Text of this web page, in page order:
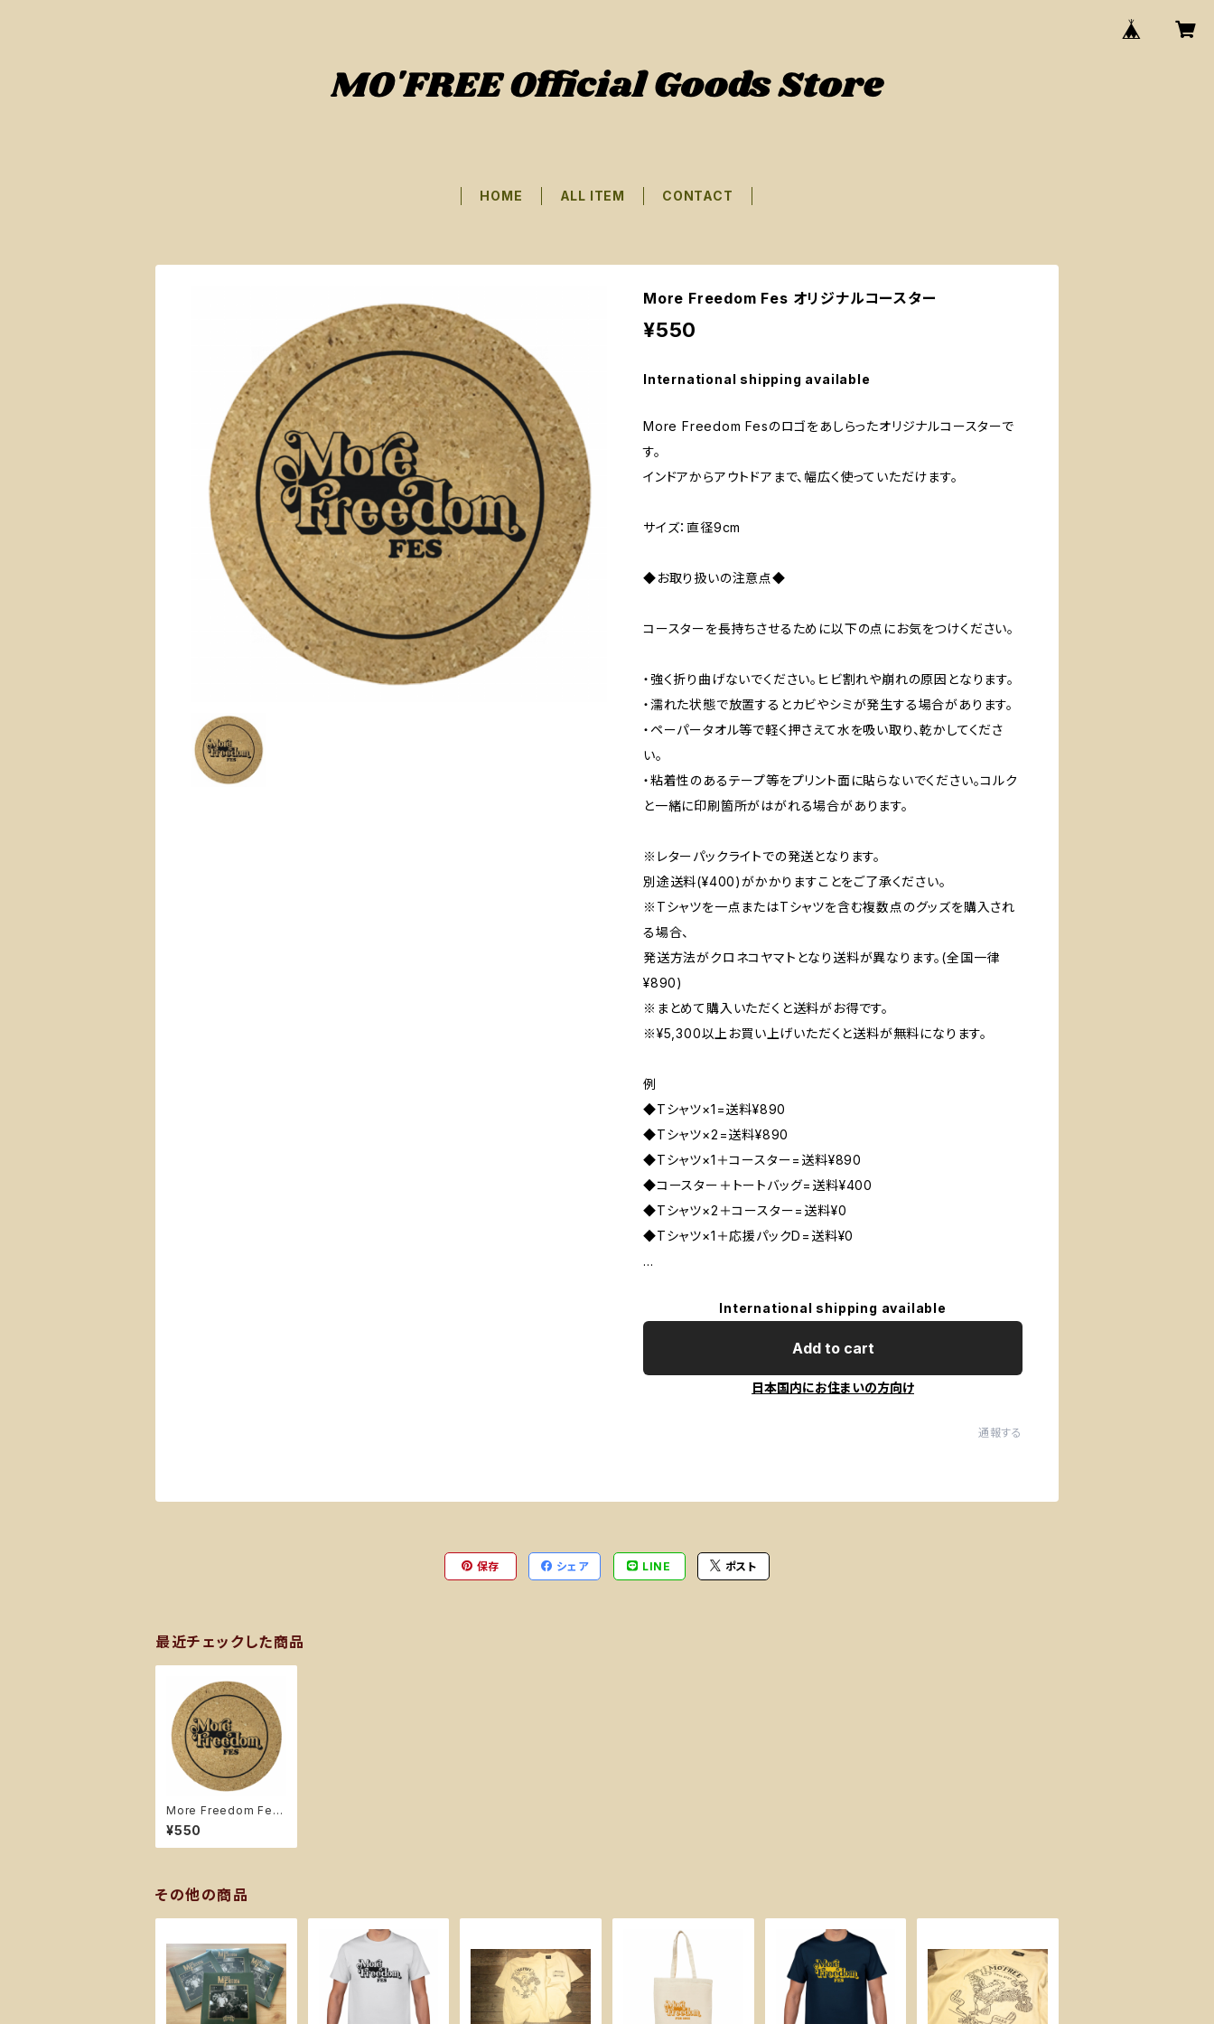
HOME ALL ITEM CONTACT
More Freedom Fes オリジナルコースター
¥550
International shipping available
More Freedom Fesのロゴをあしらったオリジナルコースターで
す。
インドアからアウトドアまで、幅広く使っていただけます。
サイズ：直径9cm
◆お取り扱いの注意点◆
コースターを長持ちさせるために以下の点にお気をつけください。
・強く折り曲げないでください。ヒビ割れや崩れの原因となります。
・濡れた状態で放置するとカビやシミが発生する場合があります。
・ペーパータオル等で軽く押さえて水を吸い取り、乾かしてくださ
い。
・粘着性のあるテープ等をプリント面に貼らないでください。コルク
と一緒に印刷箇所がはがれる場合があります。
※レターパックライトでの発送となります。
別途送料(¥400)がかかりますことをご了承ください。
※Tシャツを一点またはTシャツを含む複数点のグッズを購入され
る場合、
発送方法がクロネコヤマトとなり送料が異なります。(全国一律
¥890)
※まとめて購入いただくと送料がお得です。
※¥5,300以上お買い上げいただくと送料が無料になります。
例
◆Tシャツ×1=送料¥890
◆Tシャツ×2=送料¥890
◆Tシャツ×1＋コースター=送料¥890
◆コースター＋トートバッグ=送料¥400
◆Tシャツ×2＋コースター=送料¥0
◆Tシャツ×1＋応援パックD=送料¥0
...
International shipping available
Add to cart
日本国内にお住まいの方向け
通報する
保存 シェア LINE ポスト
最近チェックした商品
More Freedom Fes
オリジナルコースター
¥550
その他の商品